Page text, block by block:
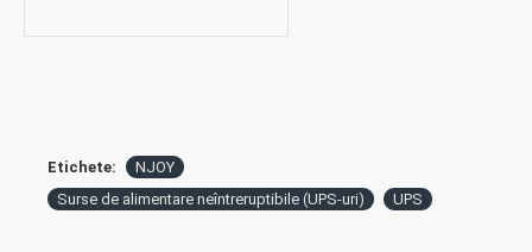
Etichete:
NJOY
Surse de alimentare neîntreruptibile (UPS-uri)
UPS